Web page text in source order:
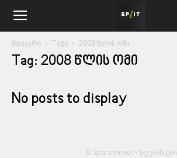
მთავარი Tags 2008 წლის ომი
Tag: 2008 წლის ომი
No posts to display
© Spacesnews • სფეისნიუსი